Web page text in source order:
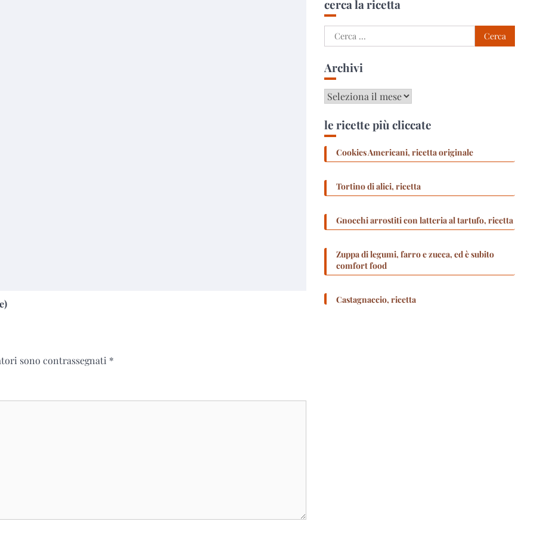
sono contrassegnati *
cerca la ricetta
Ricerca
per:
Archivi
Archivi
le ricette più cliccate
Cookies Americani, ricetta originale
Tortino di alici, ricetta
Gnocchi arrostiti con latteria al tartufo, ricetta
Zuppa di legumi, farro e zucca, ed è subito
comfort food
Castagnaccio, ricetta